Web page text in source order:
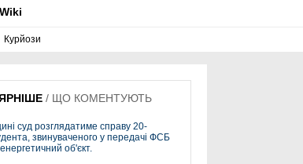
Курйози
Wiki
/ ЩО КОМЕНТУЮТЬ
суд розглядатиме справу 20-
звинуваченого у передачі ФСБ
об'єкт.